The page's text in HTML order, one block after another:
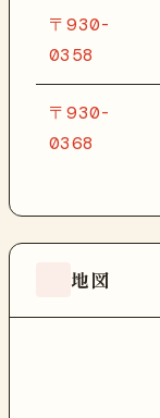
〒930-
0358
〒930-
0368
地図